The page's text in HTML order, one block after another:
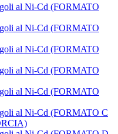
al Ni-Cd (FORMATO
al Ni-Cd (FORMATO
al Ni-Cd (FORMATO
al Ni-Cd (FORMATO
al Ni-Cd (FORMATO
al Ni-Cd (FORMATO C